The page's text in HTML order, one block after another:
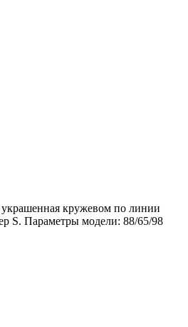
кружевом по линии
S. Параметры модели: 88/65/98